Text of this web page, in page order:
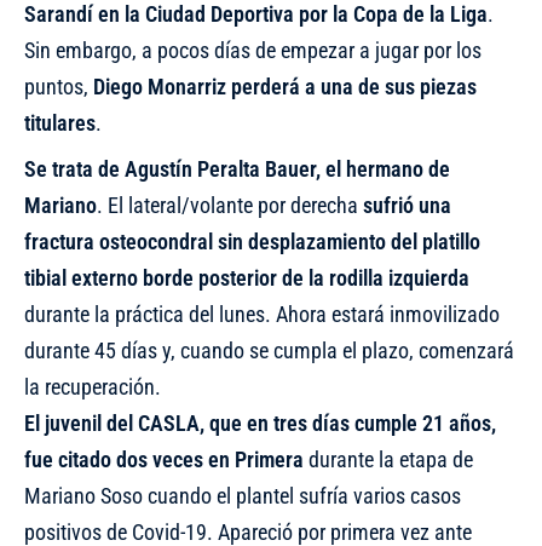
Sarandí en la Ciudad Deportiva por la Copa de la Liga.
Sin embargo, a pocos días de empezar a jugar por los
puntos, Diego Monarriz perderá a una de sus piezas
titulares.
Se trata de Agustín Peralta Bauer, el hermano de
Mariano. El lateral/volante por derecha sufrió una
fractura osteocondral sin desplazamiento del platillo
tibial externo borde posterior de la rodilla izquierda
durante la práctica del lunes. Ahora estará inmovilizado
durante 45 días y, cuando se cumpla el plazo, comenzará
la recuperación.
El juvenil del CASLA, que en tres días cumple 21 años,
fue citado dos veces en Primera durante la etapa de
Mariano Soso cuando el plantel sufría varios casos
positivos de Covid-19. Apareció por primera vez ante